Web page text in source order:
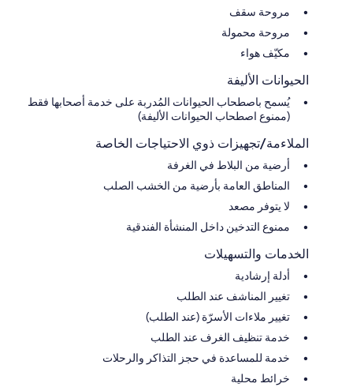
مروحة سقف
مروحة محمولة
مكيّف هواء
الحيوانات الأليفة
يُسمح باصطحاب الحيوانات المُدربة على خدمة أصحابها فقط
(ممنوع اصطحاب الحيوانات الأليفة)
الملاءمة/تجهيزات ذوي الاحتياجات الخاصة
أرضية من البلاط في الغرفة
المناطق العامة بأرضية من الخشب الصلب
لا يتوفر مصعد
ممنوع التدخين داخل المنشأة الفندقية
الخدمات والتسهيلات
أدلة إرشادية
تغيير المناشف عند الطلب
تغيير ملاءات الأسرّة (عند الطلب)
خدمة تنظيف الغرف عند الطلب
خدمة للمساعدة في حجز التذاكر والرحلات
خرائط محلية